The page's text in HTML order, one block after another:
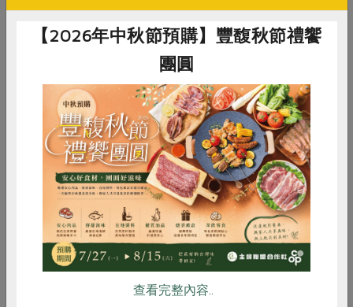
(小蘇打)
保存條件 冷凍未開封可保存6個月
不添加防腐劑
調理方式
一般電鍋於外鍋倒入約2杯的水，無
須解凍直接蒸約25分鐘，電鍋開關自
動跳起後，再燜兩分鐘即可；蒸熱後
請勿於鍋內保溫過久，避免麵皮脫水
老化
注意事項
本品含麩質之穀物、大豆、芝麻及其
製品，對其過敏者請勿食用
惜食 RPET 食譜 減硝酸鹽
雞蛋 食安 共同購買
【2026年中秋節預購】豐馥秋節禮饗
團圓
查看完整內容..